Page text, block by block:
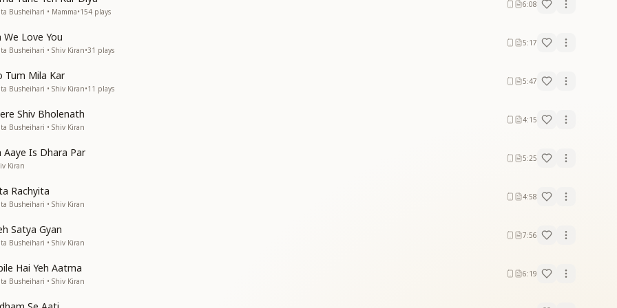
बस तेरी
बस तेरी
बस तेरी
बस तेरी
जी
की
की
मेरे
बस तेरी
बस तेरी
का
Busheihari • Mamma•154 plays
6:08
Love You
Busheihari • Shiv Kiran•31 plays
5:17
Tum Mila Kar
Busheihari • Shiv Kiran•11 plays
5:47
Shiv Bholenath
Busheihari • Shiv Kiran
4:15
Aaye Is Dhara Par
Kiran
5:25
Rachyita
Busheihari • Shiv Kiran
4:58
Satya Gyan
Busheihari • Shiv Kiran
7:56
Hai Yeh Aatma
Busheihari • Shiv Kiran
6:19